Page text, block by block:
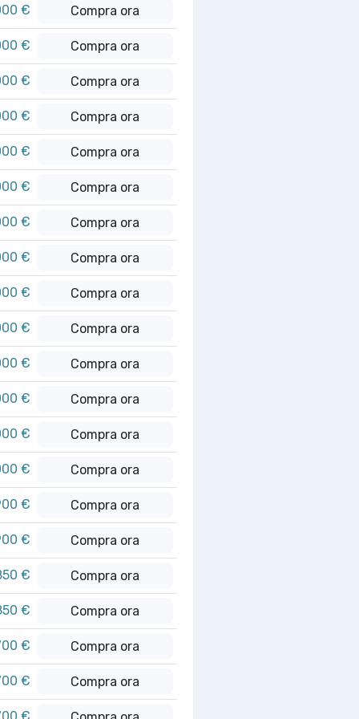
€ Compra ora
€ Compra ora
€ Compra ora
€ Compra ora
€ Compra ora
€ Compra ora
€ Compra ora
€ Compra ora
€ Compra ora
€ Compra ora
€ Compra ora
€ Compra ora
€ Compra ora
€ Compra ora
€ Compra ora
€ Compra ora
€ Compra ora
€ Compra ora
€ Compra ora
€ Compra ora